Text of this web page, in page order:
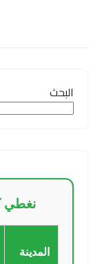
البحث
نغطي
المدينة